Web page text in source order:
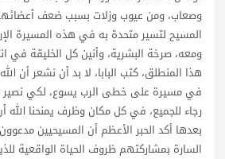
وصعاب، ومن عيوب وزلات بسبب ضعف
المسيح لتسير متحدة به في هذه المسيرة
ومعه، صرخة البشرية، وأنين كل الخليقة في
هذا المنطلق، كتب البابا، لا بد أن نشعر أن
في مسيرة على خطى الرب يسوع، لكي نصير
رجاء للجميع، في كل مكان وظرف يمنحنا
بعدها أكد الحبر الأعظم أن المسيحيين
السارة بمشاركتهم ظروف الحياة الواقعية